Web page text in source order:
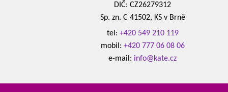
DIČ: CZ26279312
Sp. zn. C 41502, KS v Brně
tel: +420 549 210 119
mobil: +420 777 06 08 06
e-mail: info@kate.cz